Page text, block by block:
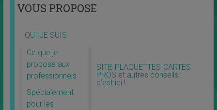
VOUS PROPOSE
QUI JE SUIS
Ce que je
propose aux
professionnels
Spécialement
pour les
SITE-PLAQUETTES-CARTES
PROS et autres conseils :
c’est ici !